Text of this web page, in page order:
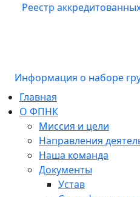
Реестр
Информация о наборе
Главная
О ФПНК
Миссия и цели
Направления
Наша команда
Документы
Устав